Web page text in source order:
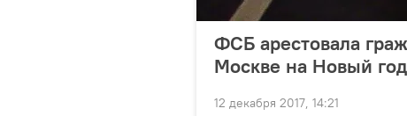
ФСБ арестовала
Москве на Новый год
12 декабря 2017, 14:21